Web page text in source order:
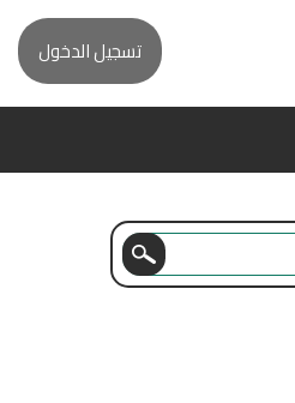
تسجيل الدخول